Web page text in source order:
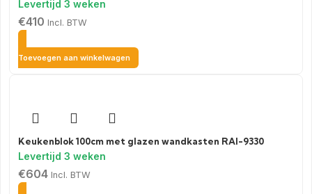
€410 Incl. BTW
Toevoegen aan winkelwagen
Keukenblok 100cm met glazen wandkasten RAI-9330
€604 Incl. BTW